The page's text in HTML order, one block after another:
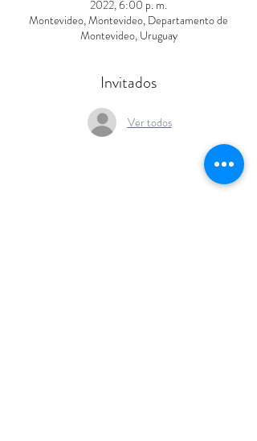
2022, 6:00 p. m.
Montevideo, Montevideo, Departamento de
Montevideo, Uruguay
Invitados
Ver todos